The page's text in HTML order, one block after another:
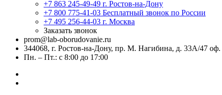
+7 863 245-49-49 г. Ростов-на-Дону
+7 800 775-41-03 Бесплатный звонок по России
+7 495 256-44-03 г. Москва
Заказать звонок
prom@lab-oborudovanie.ru
344068, г. Ростов-на-Дону, пр. М. Нагибина, д. 33А/47 оф.
Пн. – Пт.: с 8:00 до 17:00